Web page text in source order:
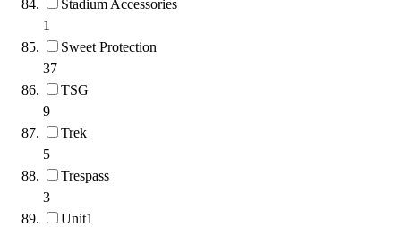
Stadium Accessories
1
Sweet Protection
37
TSG
9
Trek
5
Trespass
3
Unit1